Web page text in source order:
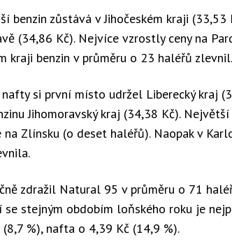
benzin zůstává v Jihočeském kraji
(34,86 Kč). Nejvíce vzrostly ceny na
kraji benzin v průměru o 23 haléřů zlevnil.
nafty si první místo udržel Liberecký kraj
Jihomoravský kraj (34,38 Kč).
Zlínsku (o deset haléřů). Naopak v
zdražil Natural 95 v průměru o 71
se stejným obdobím loňského roku je
%), nafta o 4,39 Kč (14,9 %).